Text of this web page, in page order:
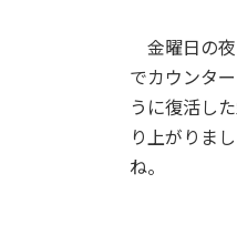
金曜日の夜
でカウンタ
うに復活し
り上がりま
ね。